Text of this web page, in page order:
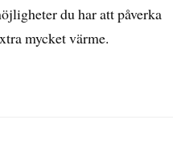
du har att påverka
mycket värme.